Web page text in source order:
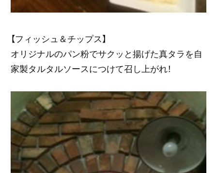
【フィッシュ＆チップス】
オリジナルのパン粉でサクッと揚げた真タラを自
家製タルタルソースにつけて召し上がれ！